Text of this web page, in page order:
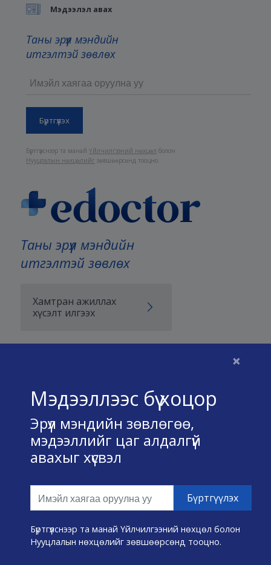
×
Мэдээллээс бүү хоцор
Эрүүл мэндийн зөвлөгөө,
мэдээллийг цаг алдалгүй
авахыг хүсвэл
Бүртгүүлснээр та манай Үйлчилгээний нөхцөл болон
Нууцлалын нөхцөлийг зөвшөөрсөнд тооцно.
Таны эрүүл мэндийн
итгэлтэй зөвлөх
Хамтран ажиллах
хүсэлт илгээх
Үйлчилгээний нөхцөл
Нууц хадгалах тухай
Холбоо барих
Өвчин А-Я
Эмнэлэг хайх
Эрүүл мэндийн хэрэгслүүд
Мэдээлэл авах
Таны эрүүл мэндийн
итгэлтэй зөвлөх
Бүртгүүлснээр та манайҮйлчилгээний нөхцөл болон
Нууцлалын нөхцөлийг зөвшөөрсөнд тооцно.